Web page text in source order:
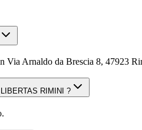
Arnaldo da Brescia 8, 47923
RIMINI ?